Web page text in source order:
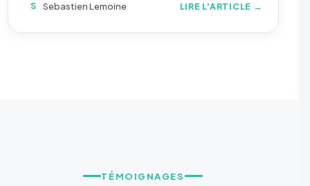
S Sebastien Lemoine LIRE L'ARTICLE →
TÉMOIGNAGES